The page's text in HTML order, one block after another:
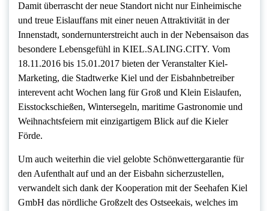
Damit überrascht der neue Standort nicht nur Einheimische
und treue Eislauffans mit einer neuen Attraktivität in der
Innenstadt, sondernunterstreicht auch in der Nebensaison das
besondere Lebensgefühl in KIEL.SALING.CITY. Vom
18.11.2016 bis 15.01.2017 bieten der Veranstalter Kiel-
Marketing, die Stadtwerke Kiel und der Eisbahnbetreiber
interevent acht Wochen lang für Groß und Klein Eislaufen,
Eisstockschießen, Wintersegeln, maritime Gastronomie und
Weihnachtsfeiern mit einzigartigem Blick auf die Kieler
Förde.
Um auch weiterhin die viel gelobte Schönwettergarantie für
den Aufenthalt auf und an der Eisbahn sicherzustellen,
verwandelt sich dank der Kooperation mit der Seehafen Kiel
GmbH das nördliche Großzelt des Ostseekais, welches im